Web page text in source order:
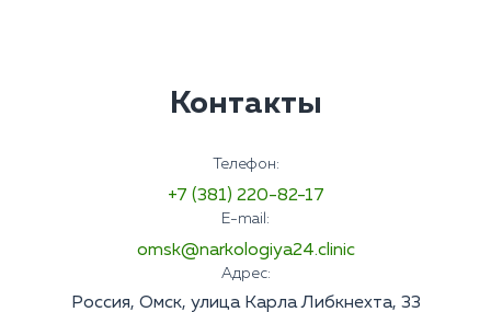
Контакты
Телефон:
+7 (381) 220-82-17
E-mail:
omsk@narkologiya24.clinic
Адрес:
Россия, Омск, улица Карла Либкнехта, 33